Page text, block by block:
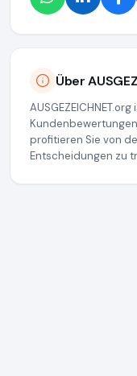
Über
profitieren Sie von
Entscheidungen zu